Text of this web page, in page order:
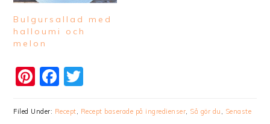
Bulgursallad med
halloumi och
melon
Pinterest
Facebook
Filed Under: Recept, Recept baserade på ingredienser, Så gör du , Senaste